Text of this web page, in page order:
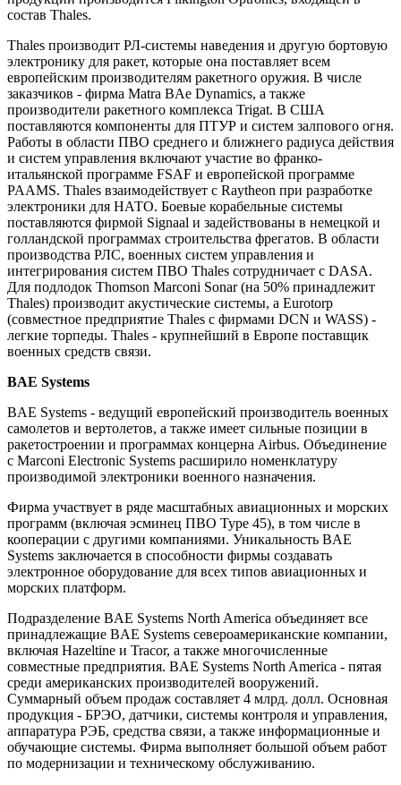
состав Thales.
Thales производит РЛ-системы наведения и другую бортовую
электронику для ракет, которые она поставляет всем
европейским производителям ракетного оружия. В числе
заказчиков - фирма Matra BAe Dynamics, а также
производители ракетного комплекса Trigat. В США
поставляются компоненты для ПТУР и систем залпового огня.
Работы в области ПВО среднего и ближнего радиуса действия
и систем управления включают участие во франко-
итальянской программе FSAF и европейской программе
PAAMS. Thales взаимодействует с Raytheon при разработке
электроники для НАТО. Боевые корабельные системы
поставляются фирмой Signaal и задействованы в немецкой и
голландской программах строительства фрегатов. В области
производства РЛС, военных систем управления и
интегрирования систем ПВО Thales сотрудничает с DASA.
Для подлодок Thomson Marconi Sonar (на 50% принадлежит
Thales) производит акустические системы, а Eurotorp
(совместное предприятие Thales с фирмами DCN и WASS) -
легкие торпеды. Thales - крупнейший в Европе поставщик
военных средств связи.
BAE Systems
BAE Systems - ведущий европейский производитель военных
самолетов и вертолетов, а также имеет сильные позиции в
ракетостроении и программах концерна Airbus. Объединение
с Marconi Electronic Systems расширило номенклатуру
производимой электроники военного назначения.
Фирма участвует в ряде масштабных авиационных и морских
программ (включая эсминец ПВО Type 45), в том числе в
кооперации с другими компаниями. Уникальность BAE
Systems заключается в способности фирмы создавать
электронное оборудование для всех типов авиационных и
морских платформ.
Подразделение BAE Systems North America объединяет все
принадлежащие BAE Systems североамериканские компании,
включая Hazeltine и Tracor, а также многочисленные
совместные предприятия. BAE Systems North America - пятая
среди американских производителей вооружений.
Суммарный объем продаж составляет 4 млрд. долл. Основная
продукция - БРЭО, датчики, системы контроля и управления,
аппаратура РЭБ, средства связи, а также информационные и
обучающие системы. Фирма выполняет большой объем работ
по модернизации и техническому обслуживанию.